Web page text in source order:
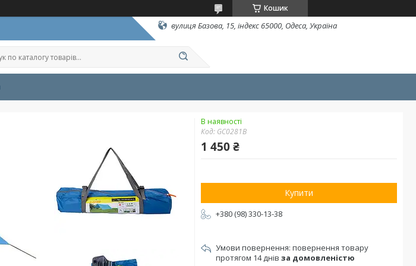
Кошик
вулиця Базова, 15, індекс 65000, Одеса, Україна
В наявності
Код: GC0281B
1 450 ₴
Купити
+380 (98) 330-13-38
повернення товару
протягом 14 днів за домовленістю